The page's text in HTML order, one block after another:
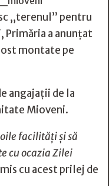
„terenul” pentru
Primăria a anunțat
montate pe
angajații de la
Mioveni.
facilități și să
cu ocazia Zilei
cu acest prilej de